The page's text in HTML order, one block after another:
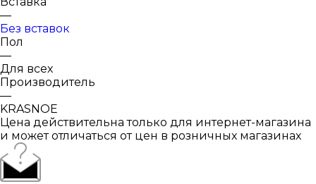
—
Без вставок
Пол
—
Для всех
Производитель
—
KRASNOE
Цена действительна только для интернет-магазина
и может отличаться от цен в розничных магазинах